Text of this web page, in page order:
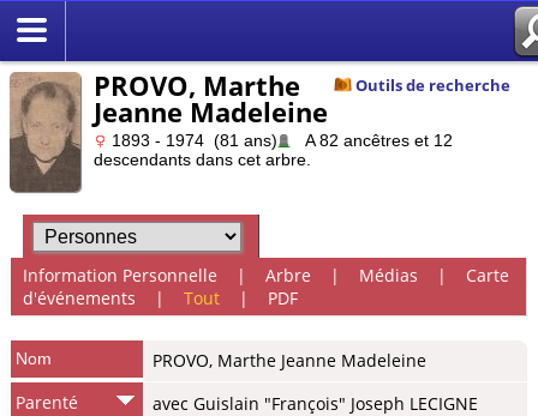
Outils de recherche
PROVO, Marthe
Jeanne Madeleine
1893 - 1974 (81 ans)
A 82 ancêtres et 12
descendants dans cet arbre.
Information Personnelle | Arbre | Médias | Carte
d'événements | Tout| PDF
Nom PROVO, Marthe Jeanne Madeleine
Parenté
avec Guislain "François" Joseph LECIGNE